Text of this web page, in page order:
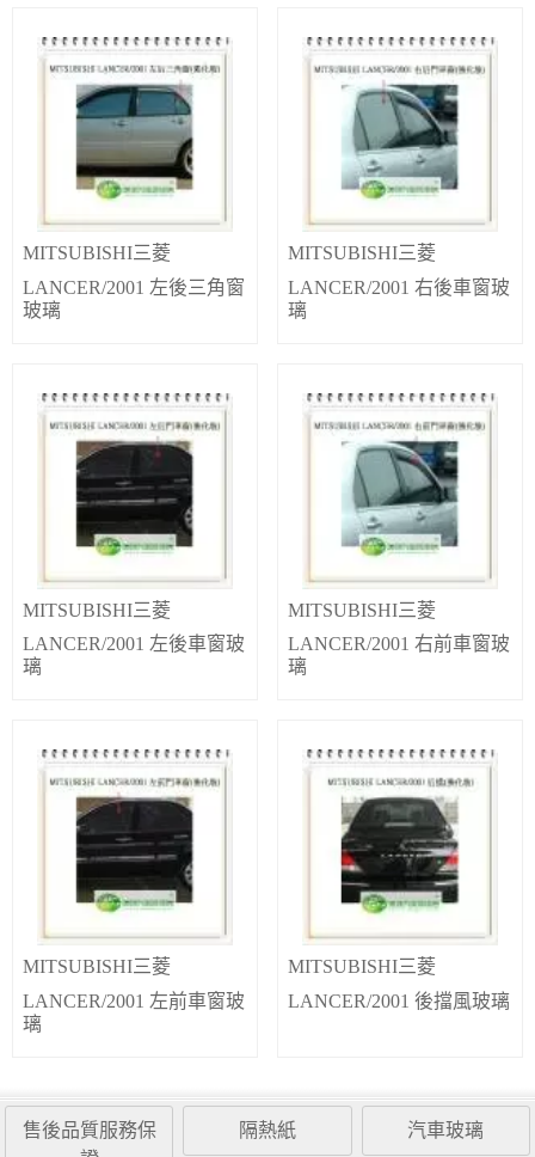
MITSUBISHI三菱
LANCER/2001 左後三角窗
玻璃
MITSUBISHI三菱
LANCER/2001 右後車窗玻
璃
MITSUBISHI三菱
LANCER/2001 左後車窗玻
璃
MITSUBISHI三菱
LANCER/2001 右前車窗玻
璃
MITSUBISHI三菱
LANCER/2001 左前車窗玻
璃
MITSUBISHI三菱
LANCER/2001 後擋風玻璃
售後品質服務保
隔熱紙 汽車玻璃